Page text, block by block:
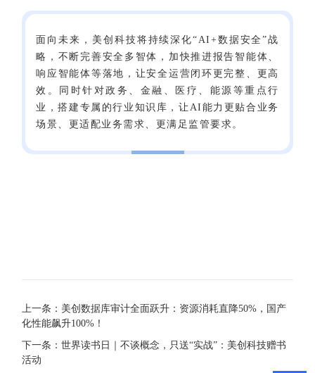
面向未来，美创科技将持续深化“AI+数据安全”战
略，不断完善安全多智体，加快推进报告智能体、
响应智能体等落地，让安全运营闭环更完整、更高
效。同时针对政务、金融、医疗、能源等重点行
业，搭建专属的行业知识库，让AI能力更贴合业务
场景、更适配业务需求、更满足监管要求。
上一条：美创数据库审计全面跃升：资源消耗直降50%，国产
化性能飙升100%！
下一条：世界读书日｜不谈概念，只送“实战”：美创科技赠书
活动